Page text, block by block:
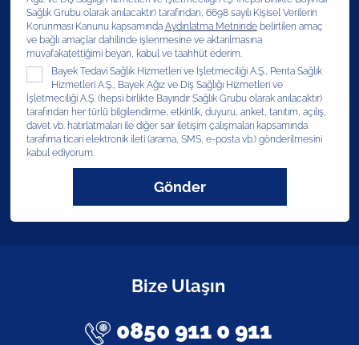
Sağlık Grubu olarak anılacaktır) tarafından, 6698 sayılı Kişisel Verilerin
Korunması Kanunu kapsamında Aydınlatma Metnindebelirtilen amaç
ve bağlı amaçlar dahilinde işlenmesine ve aktarılmasına
muvafakatettiğimi beyan, kabul ve taahhüt ederim.
Bayek Tedavi Sağlık Hizmetleri ve İşletmeciliği A.Ş., Penta Sağlık
Hizmetleri A.Ş., Bayek Ağız ve Diş Sağlığı Hizmetleri ve
İşletmeciliği A.Ş. (hepsi birlikte Bayındır Sağlık Grubu olarak anılacaktır)
tarafından her türlü bilgilendirme, etkinlik, duyuru, anket, tanıtım, açılış,
davet vb. hatırlatmaları ile diğer sair iletişim çalışmaları kapsamında
tarafıma ticari elektronik ileti (arama, SMS, e-posta vb.) gönderilmesini
kabul ediyorum.
Gönder
Bize Ulaşın
0850 911 0 911